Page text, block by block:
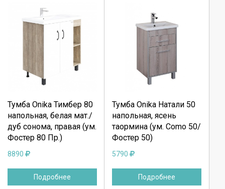
Тумба Onika Тимбер 80
напольная, белая мат./
дуб сонома, правая (ум.
Фостер 80 Пр.)
8890
Подробнее
Выберите количество:
Продолжить
Отмена
Тумба Onika Натали 50
напольная, ясень
таормина (ум. Como 50/
Фостер 50)
5790
Подробнее
Выберите количество:
Продолжить
Отмена